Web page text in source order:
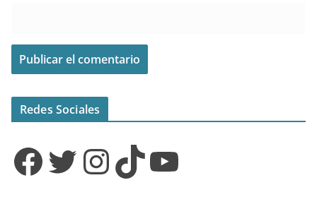
Redes Sociales
Facebook Twitter InstagramTikTok YouTube